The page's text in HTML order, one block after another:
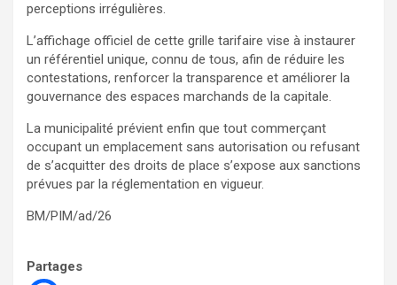
perceptions irrégulières.
L’affichage officiel de cette grille tarifaire vise à instaurer
un référentiel unique, connu de tous, afin de réduire les
contestations, renforcer la transparence et améliorer la
gouvernance des espaces marchands de la capitale.
La municipalité prévient enfin que tout commerçant
occupant un emplacement sans autorisation ou refusant
de s’acquitter des droits de place s’expose aux sanctions
prévues par la réglementation en vigueur.
BM/PIM/ad/26
Partages